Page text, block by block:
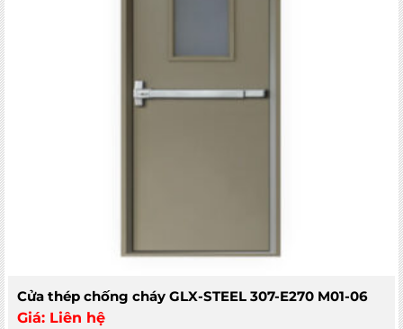
Cửa thép chống cháy GLX-STEEL 307-E270 M01-06
Giá: Liên hệ